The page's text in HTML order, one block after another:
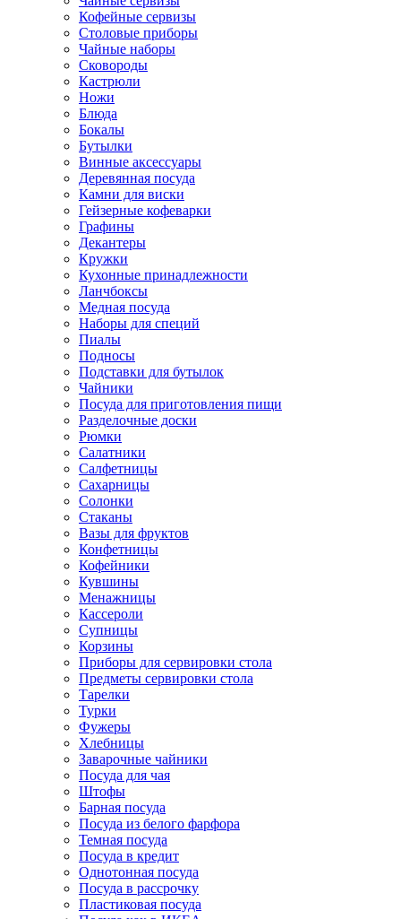
Кофейные сервизы
Столовые приборы
Чайные наборы
Сковороды
Кастрюли
Ножи
Блюда
Бокалы
Бутылки
Винные аксессуары
Деревянная посуда
Камни для виски
Гейзерные кофеварки
Графины
Декантеры
Кружки
Кухонные принадлежности
Ланчбоксы
Медная посуда
Наборы для специй
Пиалы
Подносы
Подставки для бутылок
Чайники
Посуда для приготовления пищи
Разделочные доски
Рюмки
Салатники
Салфетницы
Сахарницы
Солонки
Стаканы
Вазы для фруктов
Конфетницы
Кофейники
Кувшины
Менажницы
Кассероли
Супницы
Корзины
Приборы для сервировки стола
Предметы сервировки стола
Тарелки
Турки
Фужеры
Хлебницы
Заварочные чайники
Посуда для чая
Штофы
Барная посуда
Посуда из белого фарфора
Темная посуда
Посуда в кредит
Однотонная посуда
Посуда в рассрочку
Пластиковая посуда